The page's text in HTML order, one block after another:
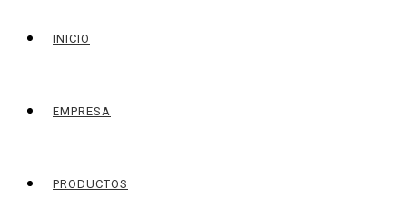
INICIO
EMPRESA
PRODUCTOS